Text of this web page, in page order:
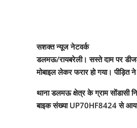
सशक्त न्यूज नेटवर्क
डलमऊ/रायबरेली। सस्ते दाम पर
मोबाइल लेकर फरार हो गया। पीड़ित
थाना डलमऊ क्षेत्र के ग्राम सोंडासी
बाइक संख्या UP70HF8424 से आया